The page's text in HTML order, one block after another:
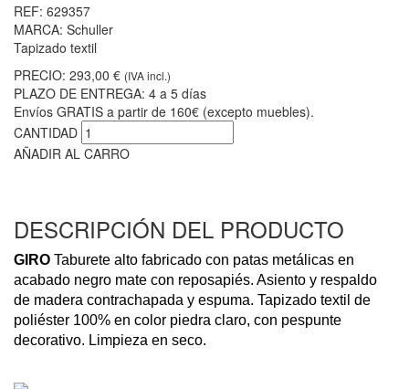
REF: 629357
MARCA: Schuller
Tapizado textil
PRECIO: 293,00 € (IVA incl.)
PLAZO DE ENTREGA: 4 a 5 días
Envíos GRATIS a partir de 160€ (excepto muebles).
CANTIDAD
AÑADIR AL CARRO
DESCRIPCIÓN DEL PRODUCTO
GIRO Taburete alto fabricado con patas metálicas en
acabado negro mate con reposapiés. Asiento y respaldo
de madera contrachapada y espuma. Tapizado textil de
poliéster 100% en color piedra claro, con pespunte
decorativo. Limpieza en seco.